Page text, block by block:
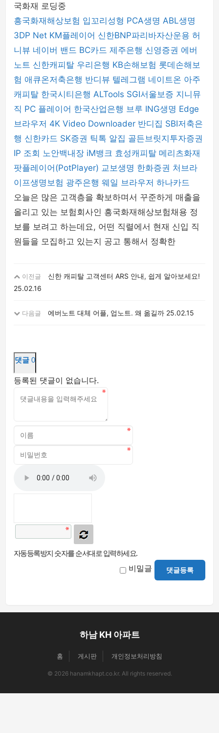
국화재 로딩중
흥국화재해상보험 입꼬리성형 PCA생명 ABL생명
3DP Net KM플레이어 신한BNP파리바자산운용 허
니뷰 네이버 밴드 BC카드 제주은행 신영증권 에버
노트 신한캐피탈 우리은행 KB손해보험 롯데손해보
험 애큐온저축은행 반디뷰 텔레그램 네이트온 아주
캐피탈 한국시티은행 ALTools SGI서울보증 지니뮤
직 PC 플레이어 한국산업은행 브루 ING생명 Edge
브라우저 4K Video Downloader 반디집 SBI저축은
행 신한카드 SK증권 틱톡 알집 골든브릿지투자증권
IP 조회 노안백내장 iM뱅크 효성캐피탈 메리츠화재
팟플레이어(PotPlayer) 교보생명 한화증권 처브라
이프생명보험 광주은행 웨일 브라우저 하나카드
오늘은 많은 고객층을 확보하며서 꾸준하게 매출을
올리고 있는 보험회사인 흥국화재해상보험채용 정
보를 보려고 하는데요, 어떤 직렬에서 현재 신입 직
원들을 모집하고 있는지 공고 통해서 정확한
이전글
신한 캐피탈 고객센터 ARS 안내, 쉽게 알아보세요!
25.02.16
다음글 에버노트 대체 어플, 업노트. 왜 옮길까 25.02.15
댓글 0
등록된 댓글이 없습니다.
자동등록방지 숫자를 순서대로 입력하세요.
비밀글 댓글등록
하남 KH 아파트
홈 게시판 개인정보처리방침
© 2026 hanamkhapt.co.kr. All rights reserved.